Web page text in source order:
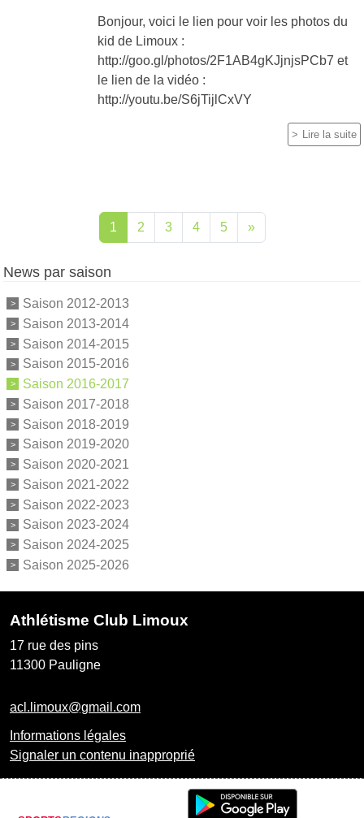
Bonjour, voici le lien pour voir les photos du
kid de Limoux :
http://goo.gl/photos/2F1AB4gKJjnjsPCb7 et
le lien de la vidéo :
http://youtu.be/S6jTijlCxVY
Lire la suite
1 2 3 4 5 »
News par saison
Saison 2012-2013
Saison 2013-2014
Saison 2014-2015
Saison 2015-2016
Saison 2016-2017
Saison 2017-2018
Saison 2018-2019
Saison 2019-2020
Saison 2020-2021
Saison 2021-2022
Saison 2022-2023
Saison 2023-2024
Saison 2024-2025
Saison 2025-2026
Athlétisme Club Limoux
17 rue des pins
11300 Pauligne
acl.limoux@gmail.com
Informations légales
Signaler un contenu inapproprié